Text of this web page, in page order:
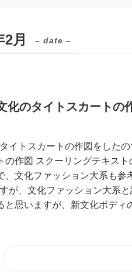
月 – date –
化のタイトスカートの
イトスカートの作図をした
の作図 スクーリングテキス
、文化ファッション大系も
が、文化ファッション大系
と思いますが、新文化ボデ